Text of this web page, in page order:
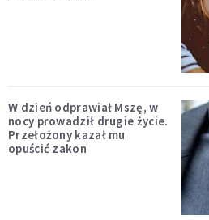
W dzień odprawiał Mszę, w
nocy prowadził drugie życie.
Przełożony kazał mu
opuścić zakon